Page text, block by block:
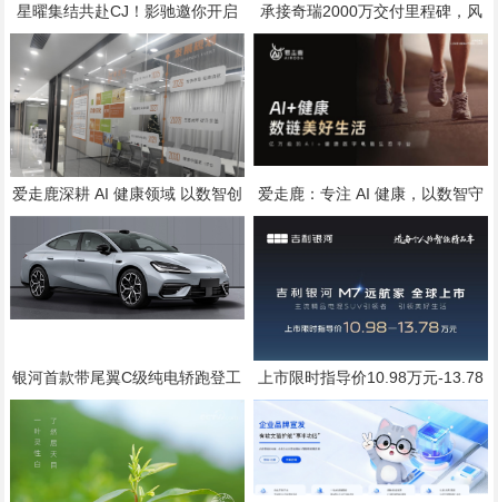
星曜集结共赴CJ！影驰邀你开启
次元与科技的双重冒险
承接奇瑞2000万交付里程碑，风
云A9将于7月25日全球上市
爱走鹿深耕 AI 健康领域 以数智创
新，赋能全民健康
爱走鹿：专注 AI 健康，以数智守
护全民日常健康生活
银河首款带尾翼C级纯电轿跑登工
信部公告，代号银河“TT”，配置标
准直指20万级
上市限时指导价10.98万元-13.78
万元